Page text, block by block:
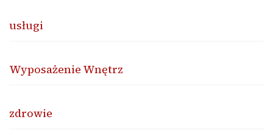
usługi
Wyposażenie Wnętrz
zdrowie